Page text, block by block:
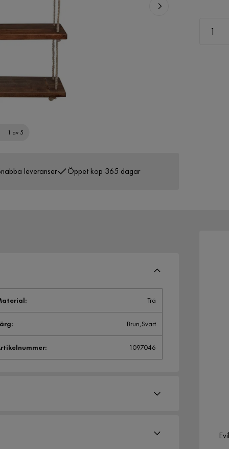
1 av 5
leveranser Öppet köp 365 dagar
: Trä
: Brun,Svart
: 1097046